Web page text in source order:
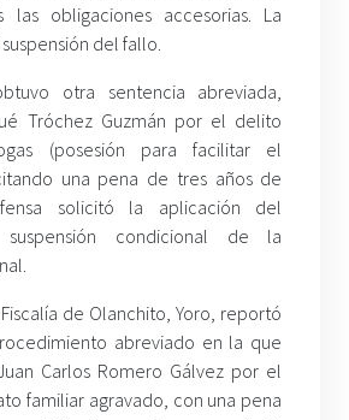
obligaciones accesorias. La
del fallo.
otra sentencia abreviada,
Tróchez Guzmán por el delito
(posesión para facilitar el
una pena de tres años de
solicitó la aplicación del
condicional de la
de Olanchito, Yoro, reportó
abreviado en la que
Carlos Romero Gálvez por el
familiar agravado, con una pena